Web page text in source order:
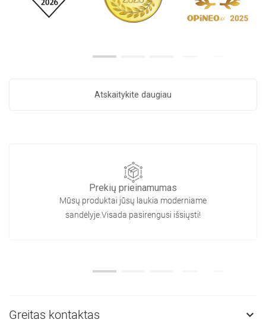
Atskaitykite daugiau
Prekių prieinamumas
Mūsų produktai jūsų laukia moderniame
sandėlyje.Visada pasirengusi išsiųsti!
Greitas kontaktas 